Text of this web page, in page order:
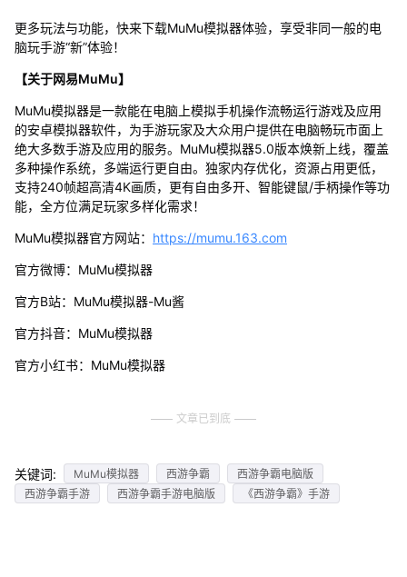
更多玩法与功能，快来下载MuMu模拟器体验，享受非同一般的电
脑玩手游“新”体验！
【关于网易MuMu】
MuMu模拟器是一款能在电脑上模拟手机操作流畅运行游戏及应用
的安卓模拟器软件，为手游玩家及大众用户提供在电脑畅玩市面上
绝大多数手游及应用的服务。MuMu模拟器5.0版本焕新上线，覆盖
多种操作系统，多端运行更自由。独家内存优化，资源占用更低，
支持240帧超高清4K画质，更有自由多开、智能键鼠/手柄操作等功
能，全方位满足玩家多样化需求！
MuMu模拟器官方网站： https://mumu.163.com
官方微博：MuMu模拟器
官方B站：MuMu模拟器-Mu酱
官方抖音：MuMu模拟器
官方小红书：MuMu模拟器
文章已到底
关键词: MuMu模拟器 西游争霸
西游争霸电脑版
西游争霸手游
西游争霸手游电脑版 《西游争霸》手游